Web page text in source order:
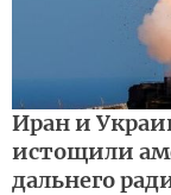
Иран и
истощили
дальнего